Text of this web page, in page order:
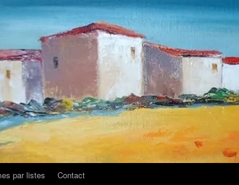
par listes Contact